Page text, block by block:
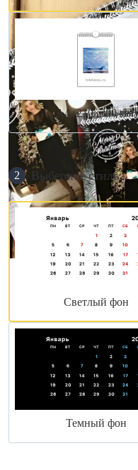
А4 (210×300 мм)
2 Выберите стиль
Светлый фон
Темный фон